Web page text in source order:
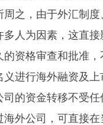
周之，由于外汇制
多人为因素，这直
的资格审查和批准
义进行海外融资及
司的资金转移不受
海外公司，可直接